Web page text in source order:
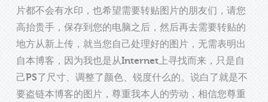
片都不会有水印，也希望需要转贴图片的朋友们，请您
高抬贵手，保存到您的电脑之后，然后再去需要转贴的
地方从新上传，就当您自己处理好的图片，无需表明出
自本博客，因为我也是从Internet上寻找而来，只是自
己PS了尺寸、调整了颜色、锐度什么的。说白了就是不
要盗链本博客的图片，尊重我本人的劳动，相信您尊重